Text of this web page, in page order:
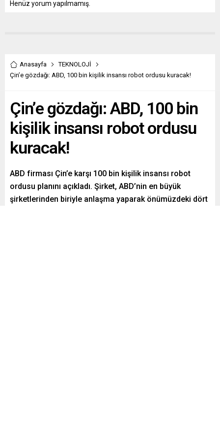
Henüz yorum yapılmamış.
Anasayfa
TEKNOLOJİ
Çin’e gözdağı: ABD, 100 bin kişilik insansı robot ordusu kuracak!
Çin’e gözdağı: ABD, 100 bin
kişilik insansı robot ordusu
kuracak!
ABD firması Çin’e karşı 100 bin kişilik insansı robot
ordusu planını açıkladı. Şirket, ABD’nin en büyük
şirketlerinden biriyle anlaşma yaparak önümüzdeki dört